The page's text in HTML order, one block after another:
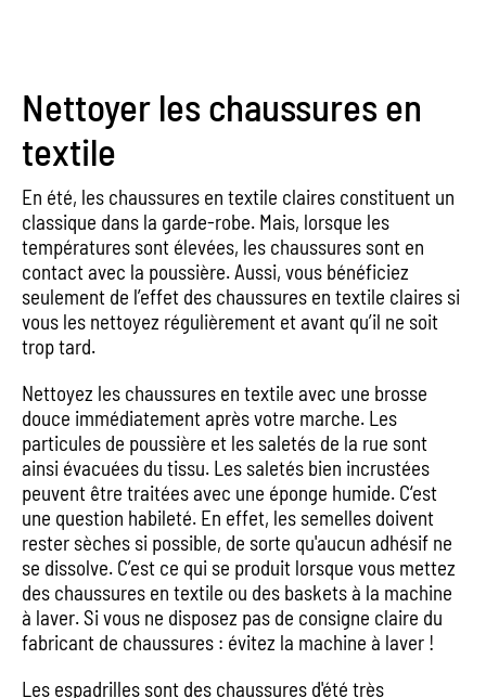
Nettoyer les chaussures en
textile
En été, les chaussures en textile claires constituent un
classique dans la garde-robe. Mais, lorsque les
températures sont élevées, les chaussures sont en
contact avec la poussière. Aussi, vous bénéficiez
seulement de l’effet des chaussures en textile claires si
vous les nettoyez régulièrement et avant qu’il ne soit
trop tard.
Nettoyez les chaussures en textile avec une brosse
douce immédiatement après votre marche. Les
particules de poussière et les saletés de la rue sont
ainsi évacuées du tissu. Les saletés bien incrustées
peuvent être traitées avec une éponge humide. C‘est
une question habileté. En effet, les semelles doivent
rester sèches si possible, de sorte qu'aucun adhésif ne
se dissolve. C’est ce qui se produit lorsque vous mettez
des chaussures en textile ou des baskets à la machine
à laver. Si vous ne disposez pas de consigne claire du
fabricant de chaussures : évitez la machine à laver !
Les espadrilles sont des chaussures d'été très